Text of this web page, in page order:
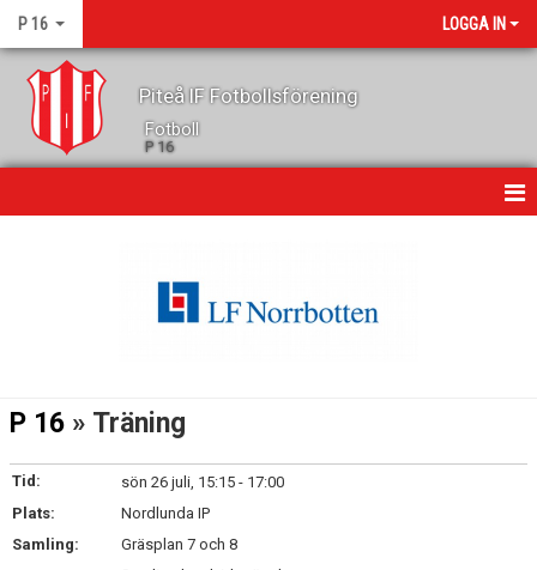
P 16 LOGGA IN
Piteå IF Fotbollsförening
Fotboll
P 16
MATCHER
P 16 » Träning
Tid:
sön 26 juli, 15:15 - 17:00
Plats:
Nordlunda IP
Samling:
Gräsplan 7 och 8